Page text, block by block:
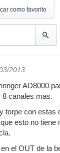
como favorito
2013
AD8000
8 canales mas.
torpe con
esto no
el OUT de la